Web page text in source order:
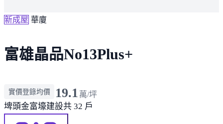
新成屋 華廈
富雄晶品No13Plus+
實價登錄均價 19.1 萬/坪
埤頭金富壕建設共 32 戶